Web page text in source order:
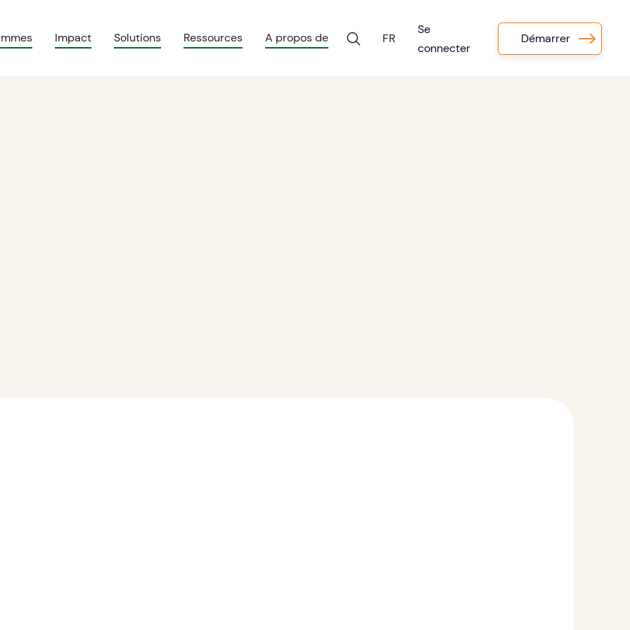
Impact Solutions Ressources A propos de FR
Se
connecter
Démarrer